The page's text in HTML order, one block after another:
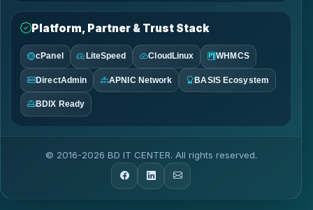
Platform, Partner & Trust Stack
cPanel LiteSpeed CloudLinux WHMCS
DirectAdmin APNIC Network BASIS Ecosystem
BDIX Ready
© 2016-2026 BD IT CENTER. All rights reserved.